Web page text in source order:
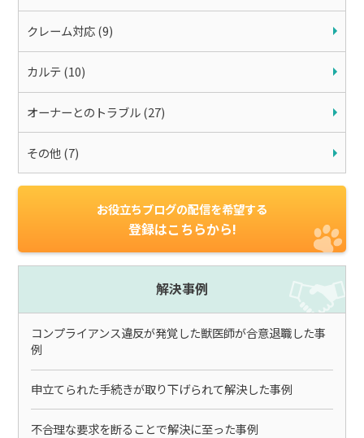
クレーム対応 (9)
カルテ (10)
オーナーとのトラブル (27)
その他 (7)
お役立ちブログの配信を希望する
登録はこちらから!
解決事例
コンプライアンス違反が発覚した獣医師が合意退職した事
例
申立てられた手続きが取り下げられて解決した事例
不合理な要求を断ることで解決に至った事例